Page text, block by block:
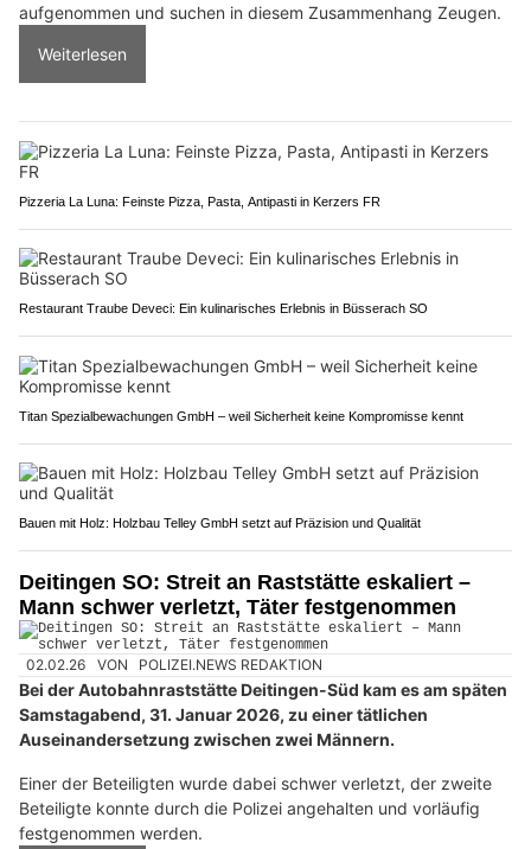
aufgenommen und suchen in diesem Zusammenhang Zeugen.
Weiterlesen
Pizzeria La Luna: Feinste Pizza, Pasta, Antipasti in Kerzers FR
Restaurant Traube Deveci: Ein kulinarisches Erlebnis in Büsserach SO
Titan Spezialbewachungen GmbH – weil Sicherheit keine Kompromisse kennt
Bauen mit Holz: Holzbau Telley GmbH setzt auf Präzision und Qualität
Deitingen SO: Streit an Raststätte eskaliert –
Mann schwer verletzt, Täter festgenommen
02.02.26 VON POLIZEI.NEWS REDAKTION
Bei der Autobahnraststätte Deitingen-Süd kam es am späten
Samstagabend, 31. Januar 2026, zu einer tätlichen
Auseinandersetzung zwischen zwei Männern.
Einer der Beteiligten wurde dabei schwer verletzt, der zweite
Beteiligte konnte durch die Polizei angehalten und vorläufig
festgenommen werden.